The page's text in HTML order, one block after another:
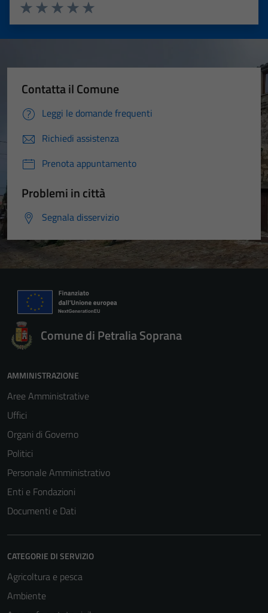
Valuta 5 stelle su 5
Valuta 4 stelle su 5
Valuta 3 stelle su 5
Valuta 2 stelle su 5
Valuta 1 stelle su 5
Contatta il Comune
Leggi le domande frequenti
Richiedi assistenza
Prenota appuntamento
Problemi in città
Segnala disservizio
Comune di Petralia Soprana
AMMINISTRAZIONE
Aree Amministrative
Uffici
Organi di Governo
Politici
Personale Amministrativo
Enti e Fondazioni
Documenti e Dati
CATEGORIE DI SERVIZIO
Agricoltura e pesca
Ambiente